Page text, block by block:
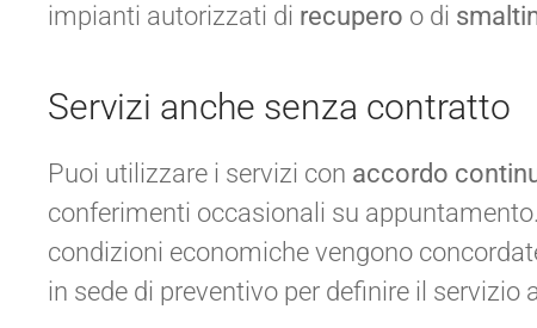
impianti autorizzati di recupero o di
Servizi anche senza contratto
Puoi utilizzare i servizi con accordo
conferimenti occasionali su
condizioni economiche vengono
in sede di preventivo per definire il servizio